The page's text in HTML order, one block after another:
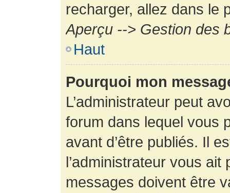
recharger, allez dans le
Aperçu --> Gestion des
Haut
Pourquoi mon
L’administrateur peut
forum dans lequel vous
avant d’être publiés. Il
l’administrateur vous
messages doivent être